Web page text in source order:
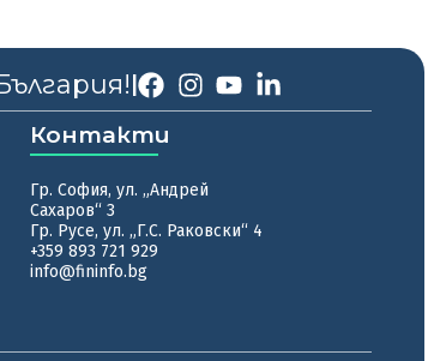
|
Контакти
Гр. София, ул. „Андрей
Сахаров“ 3
Гр. Русе, ул. „Г.С. Раковски“ 4
+359 893 721 929
info@fininfo.bg